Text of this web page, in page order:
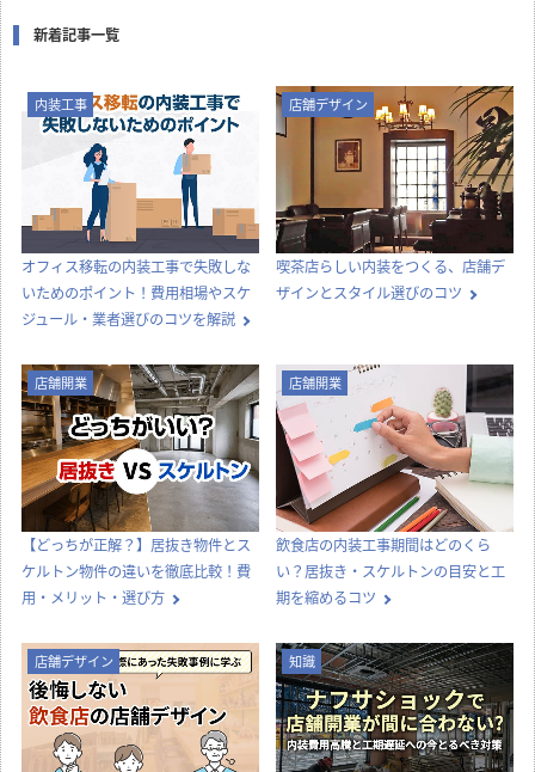
新着記事一覧
内装工事
オフィス移転の内装工事で失敗しな
いためのポイント！費用相場やスケ
ジュール・業者選びのコツを解説
店舗デザイン
喫茶店らしい内装をつくる、店舗デ
ザインとスタイル選びのコツ
店舗開業
【どっちが正解？】居抜き物件とス
ケルトン物件の違いを徹底比較！費
用・メリット・選び方
店舗開業
飲食店の内装工事期間はどのくら
い？居抜き・スケルトンの目安と工
期を縮めるコツ
店舗デザイン 知識